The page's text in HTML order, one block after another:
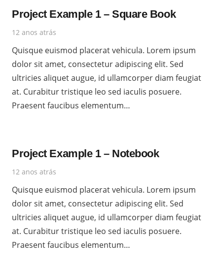
Project Example 1 – Square Book
12 anos atrás
Quisque euismod placerat vehicula. Lorem ipsum
dolor sit amet, consectetur adipiscing elit. Sed
ultricies aliquet augue, id ullamcorper diam feugiat
at. Curabitur tristique leo sed iaculis posuere.
Praesent faucibus elementum…
Project Example 1 – Notebook
12 anos atrás
Quisque euismod placerat vehicula. Lorem ipsum
dolor sit amet, consectetur adipiscing elit. Sed
ultricies aliquet augue, id ullamcorper diam feugiat
at. Curabitur tristique leo sed iaculis posuere.
Praesent faucibus elementum…